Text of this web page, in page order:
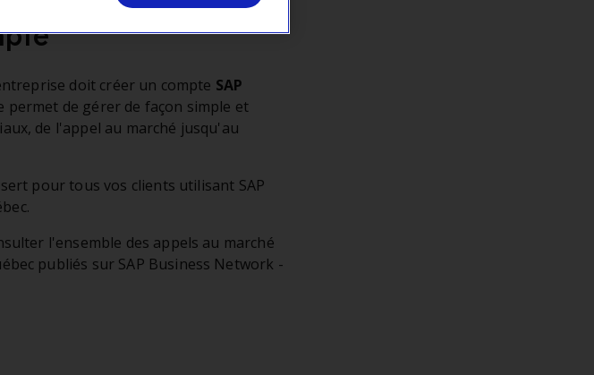
doit créer un compte SAP
permet de gérer de façon simple et
de l'appel au marché jusqu'au
pour tous vos clients utilisant SAP
l'ensemble des appels au marché
publiés sur SAP Business Network -